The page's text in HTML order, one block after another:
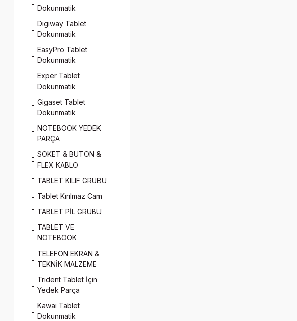
Dokunmatik
Digiway Tablet
Dokunmatik
EasyPro Tablet
Dokunmatik
Exper Tablet
Dokunmatik
Gigaset Tablet
Dokunmatik
NOTEBOOK YEDEK
PARÇA
SOKET & BUTON &
FLEX KABLO
TABLET KILIF GRUBU
Tablet Kırılmaz Cam
TABLET PİL GRUBU
TABLET VE
NOTEBOOK
TELEFON EKRAN &
TEKNİK MALZEME
Trident Tablet İçin
Yedek Parça
Kawai Tablet
Dokunmatik